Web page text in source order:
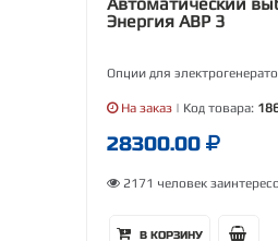
Энергия АВР 3
Опции для
На заказ | Код товара:
28300.00
2171 человек
В КОРЗИНУ